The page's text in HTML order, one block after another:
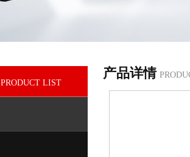
PRODUCT LIST
产品详情